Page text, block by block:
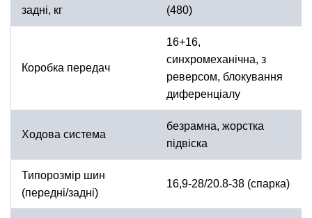
задні, кг
(480)
Коробка передач
16+16,
синхромеханічна, з
реверсом, блокування
диференціалу
Ходова система
безрамна, жорстка
підвіска
Типорозмір шин
(передні/задні)
16,9-28/20.8-38 (спарка)